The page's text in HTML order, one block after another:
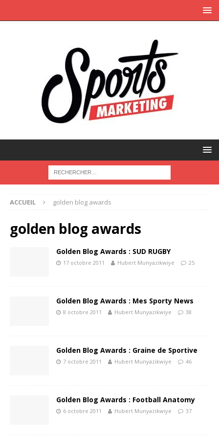
ACCUEIL golden blog awards
golden blog awards
Golden Blog Awards : SUD RUGBY
17 octobre 2011 Hubert Munyazikwiye 25
Golden Blog Awards : Mes Sporty News
8 octobre 2011 Hubert Munyazikwiye 38
Golden Blog Awards : Graine de Sportive
7 octobre 2011 Hubert Munyazikwiye 46
Golden Blog Awards : Football Anatomy
6 octobre 2011 Hubert Munyazikwiye 37